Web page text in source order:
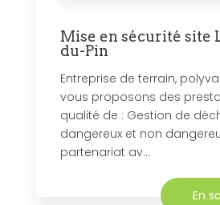
Mise en sécurité site
du-Pin
Entreprise de terrain,
vous proposons des
qualité de : Gestion de
dangereux et non
partenariat av...
En